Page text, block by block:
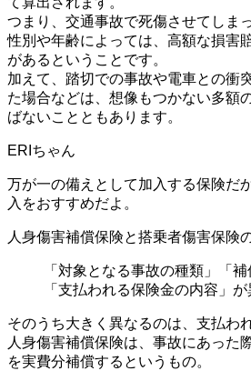
つまり、交通事故で死傷させてしま
性別や年齢によっては、高額な損害
があるということです。
加えて、踏切での事故や電車との衝
た場合などは、想像もつかない多額
ばないことともあります。
万が一の備えとして加入する保険だ
入をおすすめだよ。
人身傷害補償保険と搭乗者傷害保険
「対象となる事故の種類」「補
「支払われる保険金の内容」が
そのうち大きく異なるのは、支払わ
人身傷害補償保険は、事故にあった
を実費分補償するというもの。